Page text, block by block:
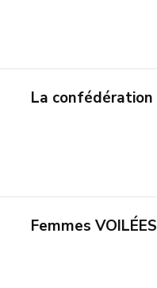
La
Femmes